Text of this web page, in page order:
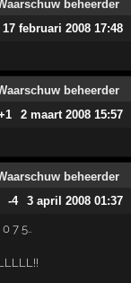
17 februari 2008 17:48
2 maart 2008 15:57
-4 3 april 2008 01:37
7 5..